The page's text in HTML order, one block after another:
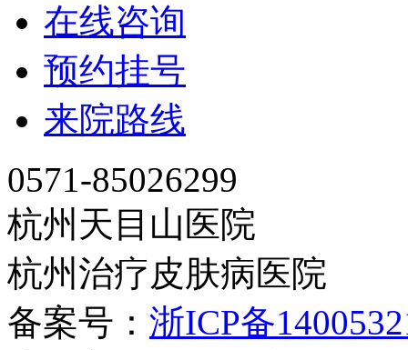
在线咨询
预约挂号
来院路线
0571-85026299
杭州天目山医院
杭州治疗皮肤病医院
备案号： 浙ICP备